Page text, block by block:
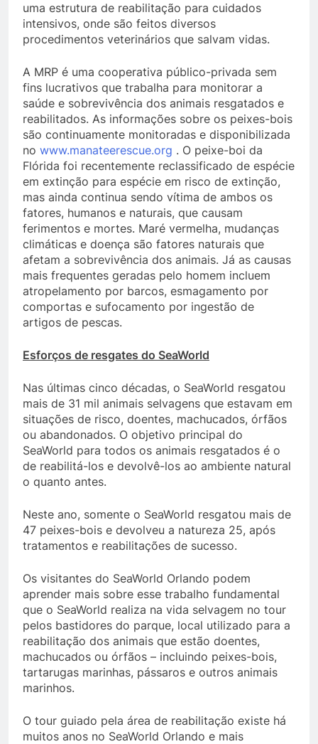
uma estrutura de reabilitação para cuidados
intensivos, onde são feitos diversos
procedimentos veterinários que salvam vidas.
A MRP é uma cooperativa público-privada sem
fins lucrativos que trabalha para monitorar a
saúde e sobrevivência dos animais resgatados e
reabilitados. As informações sobre os peixes-bois
são continuamente monitoradas e disponibilizada
no www.manateerescue.org . O peixe-boi da
Flórida foi recentemente reclassificado de espécie
em extinção para espécie em risco de extinção,
mas ainda continua sendo vítima de ambos os
fatores, humanos e naturais, que causam
ferimentos e mortes. Maré vermelha, mudanças
climáticas e doença são fatores naturais que
afetam a sobrevivência dos animais. Já as causas
mais frequentes geradas pelo homem incluem
atropelamento por barcos, esmagamento por
comportas e sufocamento por ingestão de
artigos de pescas.
Esforços de resgates do SeaWorld
Nas últimas cinco décadas, o SeaWorld resgatou
mais de 31 mil animais selvagens que estavam em
situações de risco, doentes, machucados, órfãos
ou abandonados. O objetivo principal do
SeaWorld para todos os animais resgatados é o
de reabilitá-los e devolvê-los ao ambiente natural
o quanto antes.
Neste ano, somente o SeaWorld resgatou mais de
47 peixes-bois e devolveu a natureza 25, após
tratamentos e reabilitações de sucesso.
Os visitantes do SeaWorld Orlando podem
aprender mais sobre esse trabalho fundamental
que o SeaWorld realiza na vida selvagem no tour
pelos bastidores do parque, local utilizado para a
reabilitação dos animais que estão doentes,
machucados ou órfãos – incluindo peixes-bois,
tartarugas marinhas, pássaros e outros animais
marinhos.
O tour guiado pela área de reabilitação existe há
muitos anos no SeaWorld Orlando e mais